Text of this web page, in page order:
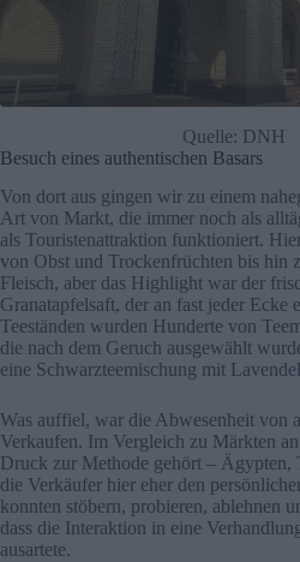
Quelle: DNH
Besuch eines authentischen Basars
Von dort aus gingen wir zu einem
Art von Markt, die immer noch als
als Touristenattraktion funktioniert.
von Obst und Trockenfrüchten bis hin
Fleisch, aber das Highlight war der
Granatapfelsaft, der an fast jeder Ecke
Teeständen wurden Hunderte von
die nach dem Geruch ausgewählt
eine Schwarzteemischung mit
Was auffiel, war die Abwesenheit von
Verkaufen. Im Vergleich zu Märkten
Druck zur Methode gehört – Ägypten,
die Verkäufer hier eher den
konnten stöbern, probieren, ablehnen
dass die Interaktion in eine
ausartete.